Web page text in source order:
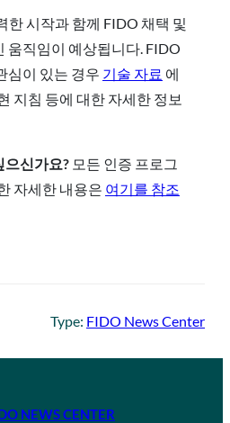
한 시작과 함께 FIDO 채택 및
움직임이 예상됩니다. FIDO
심이 있는 경우 기술 자료 에
지침 등에 대한 자세한 정보
으신가요? 모든 인증 프로그
자세한 내용은 여기를 참조
Type: FIDO News Center
NEWS CENTER